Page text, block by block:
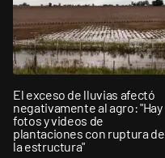
El exceso de lluvias afectó
negativamente al agro: "Hay
fotos y videos de
plantaciones con ruptura de
la estructura"